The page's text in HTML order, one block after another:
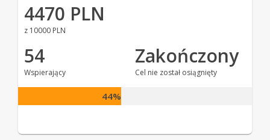
4470 PLN
z 10000 PLN
54
Wspierający
Zakończony
Cel nie został osiągnięty
44%